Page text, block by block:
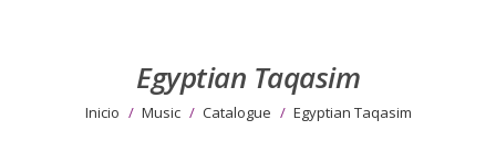
Egyptian Taqasim
Estás aquí:
Inicio Music Catalogue Egyptian Taqasim